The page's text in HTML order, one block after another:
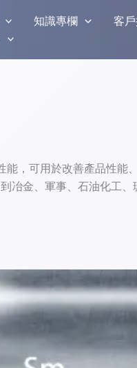
知識專欄 客
，可用於改善產品性
金、軍事、石油化工、